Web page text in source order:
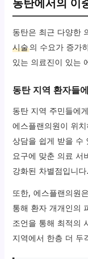
동탄에서의 이
동탄은 최근 다양한
시술의 수요가 증가
있는 의료진이 있는
동탄 지역 환자들
동탄 지역 주민들에게
에스플랜의원이 위
상담을 쉽게 받을 수
요구에 맞춘 의료 서
강화된 차별점입니다.
또한, 에스플랜의원은
통해 환자 개개인의
조언을 통해 최적의
지역에서 한층 더 두